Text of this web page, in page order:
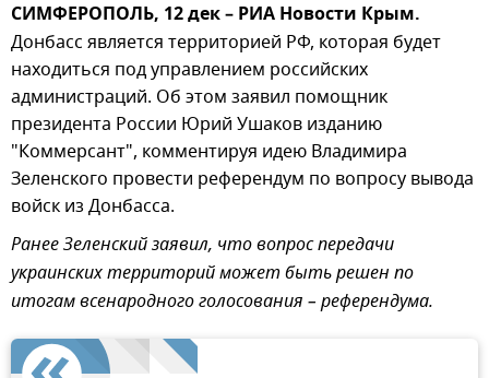
СИМФЕРОПОЛЬ, 12 дек – РИА Новости Крым.
Донбасс является территорией РФ, которая будет
находиться под управлением российских
администраций. Об этом заявил помощник
президента России Юрий Ушаков изданию
"Коммерсант", комментируя идею Владимира
Зеленского провести референдум по вопросу вывода
войск из Донбасса.
Ранее Зеленский заявил, что вопрос передачи
украинских территорий может быть решен по
итогам всенародного голосования – референдума.